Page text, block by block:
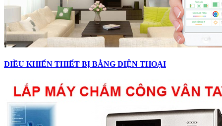
ĐIỀU KHIỂN THIẾT BỊ BẰNG ĐIỆN THOẠI